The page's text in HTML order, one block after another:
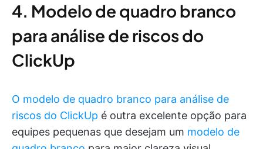
4. Modelo de quadro branco
para análise de riscos do
ClickUp
O modelo de quadro branco para análise de
riscos do ClickUp é outra excelente opção para
equipes pequenas que desejam um modelo de